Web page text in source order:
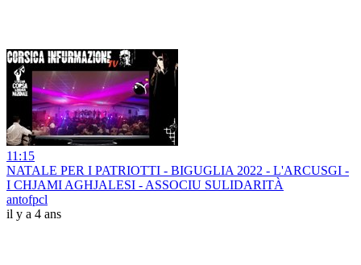
11:15
NATALE PER I PATRIOTTI - BIGUGLIA 2022 - L'ARCUSGI -
I CHJAMI AGHJALESI - ASSOCIU SULIDARITÀ
antofpcl
il y a 4 ans